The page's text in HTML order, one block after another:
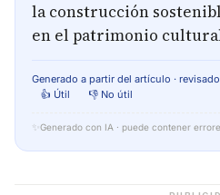
la construcción
en el patrimonio
Generado a partir del artículo ·
👍 Útil
👎 No útil
✨ Generado con IA · puede contener